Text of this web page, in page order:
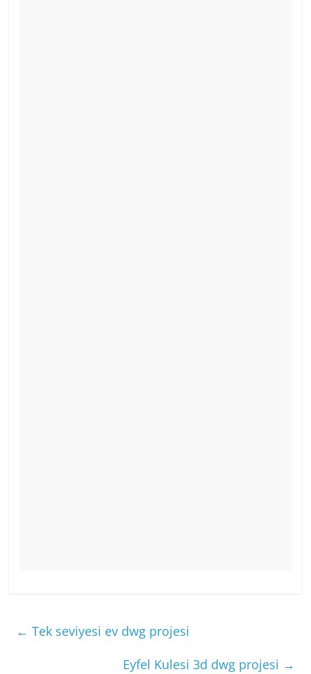
← Tek seviyesi ev dwg projesi
Eyfel Kulesi 3d dwg projesi →